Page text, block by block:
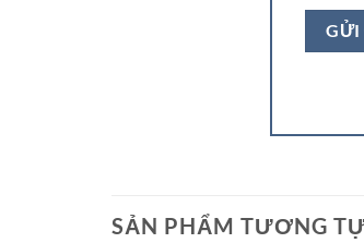
SẢN PHẨM TƯƠNG